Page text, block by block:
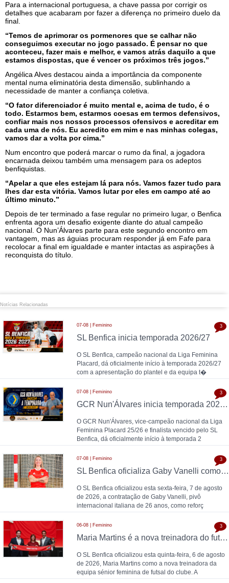
Para a internacional portuguesa, a chave passa por corrigir os
detalhes que acabaram por fazer a diferença no primeiro duelo da
final.
“Temos de aprimorar os pormenores que se calhar não
conseguimos executar no jogo passado. É pensar no que
aconteceu, fazer mais e melhor, e vamos atrás daquilo a que
estamos dispostas, que é vencer os próximos três jogos.”
Angélica Alves destacou ainda a importância da componente
mental numa eliminatória desta dimensão, sublinhando a
necessidade de manter a confiança coletiva.
“O fator diferenciador é muito mental e, acima de tudo, é o
todo. Estarmos bem, estarmos coesas em termos defensivos,
confiar mais nos nossos processos ofensivos e acreditar em
cada uma de nós. Eu acredito em mim e nas minhas colegas,
vamos dar a volta por cima.”
Num encontro que poderá marcar o rumo da final, a jogadora
encarnada deixou também uma mensagem para os adeptos
benfiquistas.
“Apelar a que eles estejam lá para nós. Vamos fazer tudo para
lhes dar esta vitória. Vamos lutar por eles em campo até ao
último minuto.”
Depois de ter terminado a fase regular no primeiro lugar, o Benfica
enfrenta agora um desafio exigente diante do atual campeão
nacional. O Nun’Álvares parte para este segundo encontro em
vantagem, mas as águias procuram responder já em Fafe para
recolocar a final em igualdade e manter intactas as aspirações à
reconquista do título.
Notícias Relacionadas
07-08 | Feminino
SL Benfica inicia temporada 2026/27
O SL Benfica, campeão nacional da Liga Feminina
Placard, dá oficialmente início à temporada 2026/27
com a apresentação do plantel e da equipa t�
3
07-08 | Feminino
GCR Nun'Álvares inicia temporada 2026/27
O GCR Nun'Álvares, vice-campeão nacional da Liga
Feminina Placard 25/26 e finalista vencido pelo SL
Benfica, dá oficialmente início à temporada 2
3
07-08 | Feminino
SL Benfica oficializa Gaby Vanelli como reforço para 2026/27: pivô internacional italiana chega da AS Roma, conforme a Zona Técnica Futsal já havia avançado
O SL Benfica oficializou esta sexta-feira, 7 de agosto
de 2026, a contratação de Gaby Vanelli, pivô
internacional italiana de 26 anos, como reforç
3
06-08 | Feminino
Maria Martins é a nova treinadora do futsal feminino do SL Benfica: contrato válido até 2028 com as campeãs nacionais
O SL Benfica oficializou esta quinta-feira, 6 de agosto
de 2026, Maria Martins como a nova treinadora da
equipa sénior feminina de futsal do clube. A
3